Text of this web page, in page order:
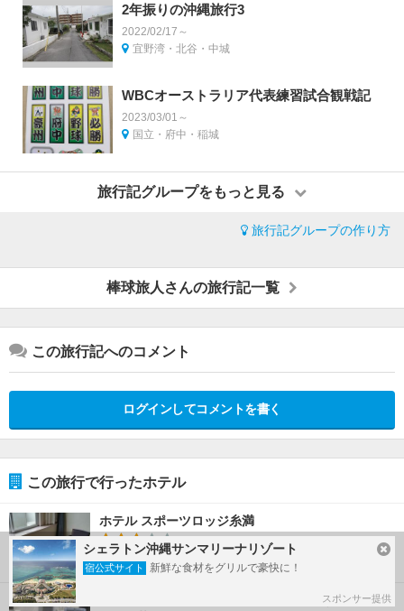
2年振りの沖縄旅行3
2022/02/17～
宜野湾・北谷・中城
WBCオーストラリア代表練習試合観戦記
2023/03/01～
国立・府中・稲城
旅行記グループをもっと見る
旅行記グループの作り方
棒球旅人さんの旅行記一覧
この旅行記へのコメント
ログインしてコメントを書く
この旅行で行ったホテル
ホテル スポーツロッジ糸満
3.0
グリーンリッチホテル＆カプセル那覇 人工温泉 二
シェラトン沖縄サンマリーナリゾート
宿公式サイト 新鮮な食材をグリルで豪快に！
スポンサー提供